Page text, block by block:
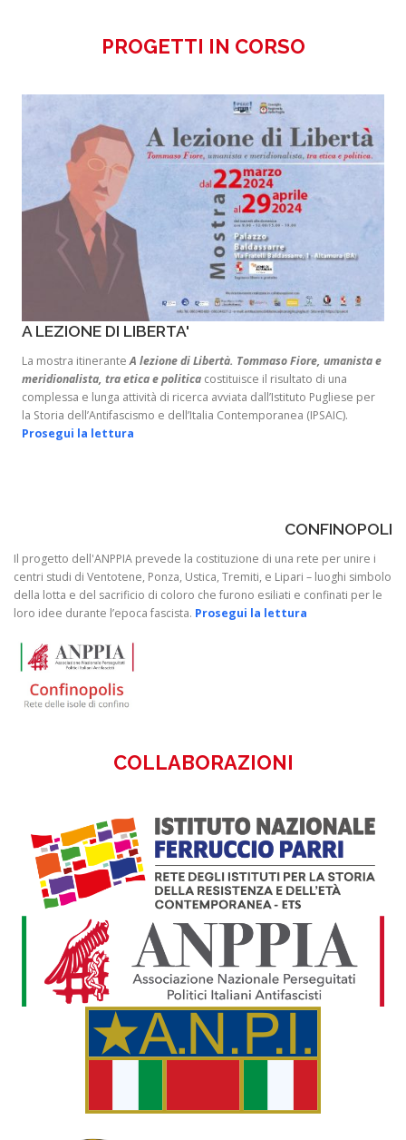
PROGETTI IN CORSO
A LEZIONE DI LIBERTA'
La mostra itineranteA lezione di Libertà. Tommaso Fiore, umanista e
meridionalista, tra etica e politica costituisce il risultato di una
complessa e lunga attività di ricerca avviata dall’Istituto Pugliese per
la Storia dell’Antifascismo e dell’Italia Contemporanea (IPSAIC).
Prosegui la lettura
CONFINOPOLI
Il progetto dell'ANPPIA prevede la costituzione di una rete per unire i
centri studi di Ventotene, Ponza, Ustica, Tremiti, e Lipari – luoghi simbolo
della lotta e del sacrificio di coloro che furono esiliati e confinati per le
loro idee durante l’epoca fascista. Prosegui la lettura
COLLABORAZIONI